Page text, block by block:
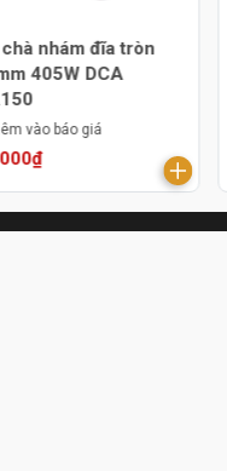
nhám đĩa tròn
405W DCA
vào báo giá